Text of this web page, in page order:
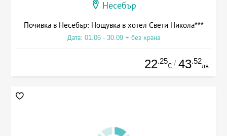
Несебър
Почивка в Несебър: Нощувка в хотел Свети Никола***
Дата: 01.06 - 30.09 + без храна
22.25
€ / 43.52
лв.